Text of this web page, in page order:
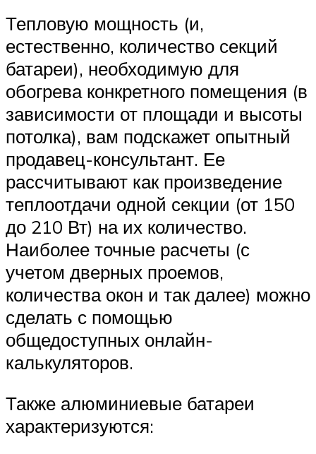
Тепловую мощность (и,
естественно, количество секций
батареи), необходимую для
обогрева конкретного помещения (в
зависимости от площади и высоты
потолка), вам подскажет опытный
продавец-консультант. Ее
рассчитывают как произведение
теплоотдачи одной секции (от 150
до 210 Вт) на их количество.
Наиболее точные расчеты (с
учетом дверных проемов,
количества окон и так далее) можно
сделать с помощью
общедоступных онлайн-
калькуляторов.
Также алюминиевые батареи
характеризуются: